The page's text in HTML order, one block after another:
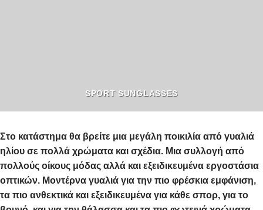
SPORT SUNGLASSES
Στο κατάστημα θα βρείτε μια μεγάλη ποικιλία από γυαλιά
ηλίου σε πολλά χρώματα και σχέδια. Μια συλλογή από
πολλούς οίκους μόδας αλλά και εξειδικευμένα εργοστάσια
οπτικών. Μοντέρνα γυαλιά για την πιο φρέσκια εμφάνιση,
τα πιο ανθεκτικά και εξειδικευμένα για κάθε σπορ, για το